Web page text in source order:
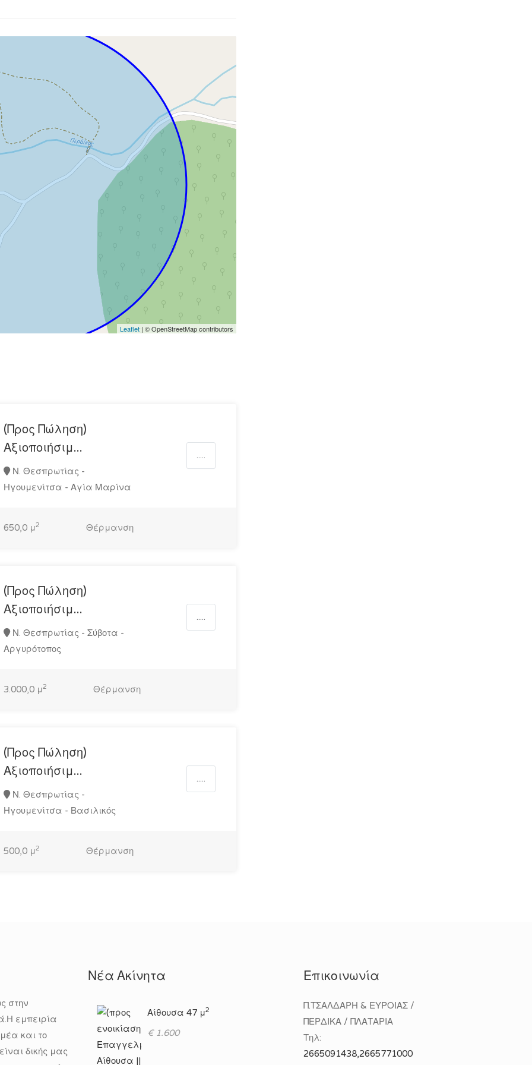
Leaflet | © OpenStreetMap contributors
(Προς Πώληση)
Αξιοποιήσιμ...
Ν. Θεσπρωτίας -
Ηγουμενίτσα - Αγία Μαρίνα
.....
650,0 μ2 Θέρμανση
(Προς Πώληση)
Αξιοποιήσιμ...
Ν. Θεσπρωτίας - Σύβοτα -
Αργυρότοπος
.....
3.000,0 μ2 Θέρμανση
(Προς Πώληση)
Αξιοποιήσιμ...
Ν. Θεσπρωτίας -
Ηγουμενίτσα - Βασιλικός
.....
500,0 μ2 Θέρμανση
στην
εμπειρία
και το
δικής μας
Νέα Ακίνητα
Αίθουσα 47 μ2
€ 1.600
Επικοινωνία
Π.ΤΣΑΛΔΑΡΗ & ΕΥΡΟΙΑΣ /
ΠΕΡΔΙΚΑ / ΠΛΑΤΑΡΙΑ
Τηλ:
2665091438,2665771000